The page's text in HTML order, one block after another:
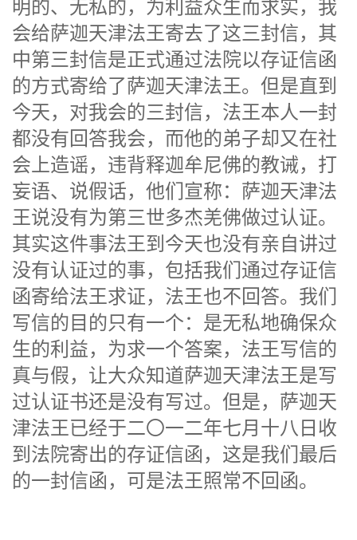
明的、无私的，为利益众生而求实，我
会给萨迦天津法王寄去了这三封信，其
中第三封信是正式通过法院以存证信函
的方式寄给了萨迦天津法王。但是直到
今天，对我会的三封信，法王本人一封
都没有回答我会，而他的弟子却又在社
会上造谣，违背释迦牟尼佛的教诫，打
妄语、说假话，他们宣称：萨迦天津法
王说没有为第三世多杰羌佛做过认证。
其实这件事法王到今天也没有亲自讲过
没有认证过的事，包括我们通过存证信
函寄给法王求证，法王也不回答。我们
写信的目的只有一个：是无私地确保众
生的利益，为求一个答案，法王写信的
真与假，让大众知道萨迦天津法王是写
过认证书还是没有写过。但是，萨迦天
津法王已经于二〇一二年七月十八日收
到法院寄出的存证信函，这是我们最后
的一封信函，可是法王照常不回函。